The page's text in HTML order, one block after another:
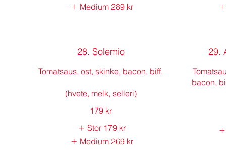
Medium 289 kr
28. Solemio
Tomatsaus, ost, skinke, bacon, biff.
(hvete, melk, selleri)
179 kr
Stor 179 kr
Medium 269 kr
29.
bacon,